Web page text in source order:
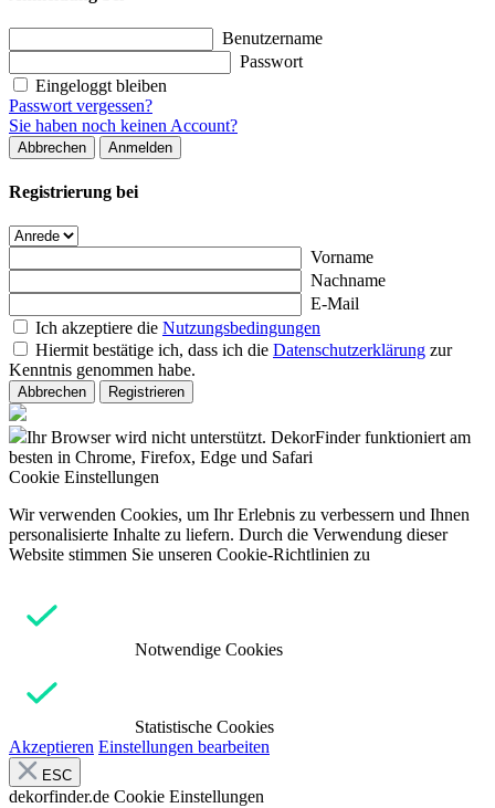
Benutzername
Passwort
Eingeloggt bleiben
Passwort vergessen?
Sie haben noch keinen Account?
Abbrechen Anmelden
Registrierung bei
Vorname
Nachname
E-Mail
Ich akzeptiere die Nutzungsbedingungen
Hiermit bestätige ich, dass ich die Datenschutzerklärung zur
Kenntnis genommen habe.
Abbrechen Registrieren
Ihr Browser wird nicht unterstützt. DekorFinder funktioniert am
besten in Chrome, Firefox, Edge und Safari
Cookie Einstellungen
Wir verwenden Cookies, um Ihr Erlebnis zu verbessern und Ihnen
personalisierte Inhalte zu liefern. Durch die Verwendung dieser
Website stimmen Sie unseren Cookie-Richtlinien zu
Notwendige Cookies
Statistische Cookies
Akzeptieren Einstellungen bearbeiten
ESC
dekorfinder.de Cookie Einstellungen